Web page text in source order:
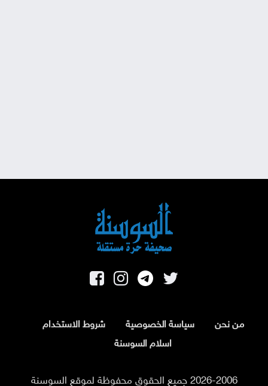
من نحن سياسة الخصوصية
شروط الاستخدام
اسلام السوسنة
2026-2006 جميع الحقوق محفوظة لموقع السوسنة